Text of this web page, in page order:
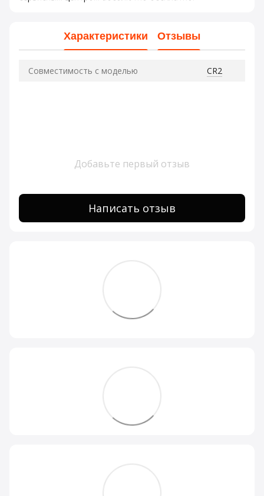
Характеристики Отзывы
Совместимость с моделью CR2
Добавьте первый отзыв
Написать отзыв